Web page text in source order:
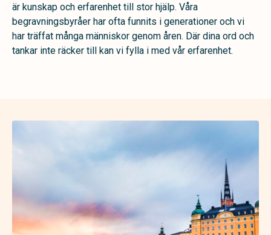
är kunskap och erfarenhet till stor hjälp. Våra
begravningsbyråer har ofta funnits i generationer och vi
har träffat många människor genom åren. Där dina ord och
tankar inte räcker till kan vi fylla i med vår erfarenhet.